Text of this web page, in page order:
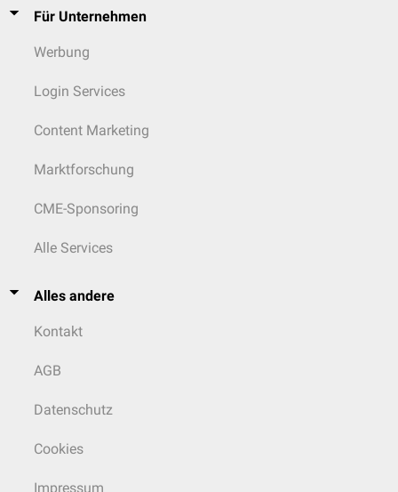
Für Unternehmen
Werbung
Login Services
Content Marketing
Marktforschung
CME-Sponsoring
Alle Services
Alles andere
Kontakt
AGB
Datenschutz
Cookies
Impressum